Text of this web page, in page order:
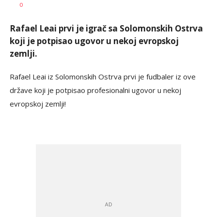
AUTOR
0
Rafael Leai prvi je igrač sa Solomonskih Ostrva
koji je potpisao ugovor u nekoj evropskoj
zemlji.
Rafael Leai iz Solomonskih Ostrva prvi je fudbaler iz ove
države koji je potpisao profesionalni ugovor u nekoj
evropskoj zemlji!